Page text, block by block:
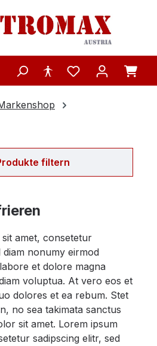
filtern
amet, consetetur
diam nonumy eirmod
et dolore magna
voluptua. At vero eos et
dolores et ea rebum. Stet
no sea takimata sanctus
sit amet. Lorem ipsum
sadipscing elitr, sed